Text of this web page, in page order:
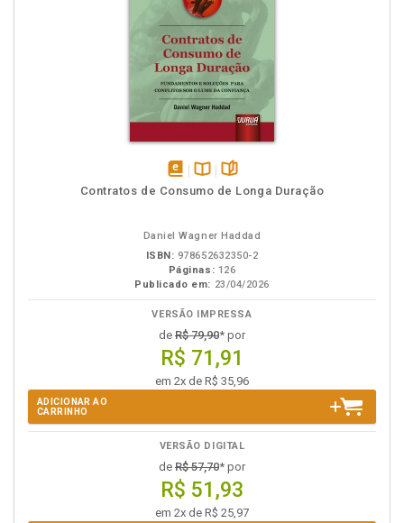
disponívelDisponível
páginas
Contratos de Consumo de Longa Duração
Daniel Wagner Haddad
ISBN: 978652632350-2
Páginas: 126
Publicado em: 23/04/2026
VERSÃO IMPRESSA
de R$ 79,90* por
R$ 71,91
em 2x de R$ 35,96
ADICIONAR AO
CARRINHO
VERSÃO DIGITAL
de R$ 57,70* por
R$ 51,93
em 2x de R$ 25,97